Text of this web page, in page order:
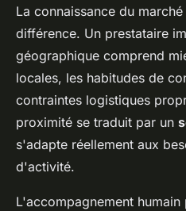
La connaissance du
différence. Un prestataire
géographique comprend
locales, les habitudes de
contraintes logistiques
proximité se traduit par un
s'adapte réellement aux
d'activité.
L'accompagnement